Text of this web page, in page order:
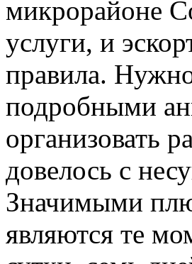
микрорайоне
услуги, и
правила.
подробными
организовать
довелось с
Значимыми
являются те